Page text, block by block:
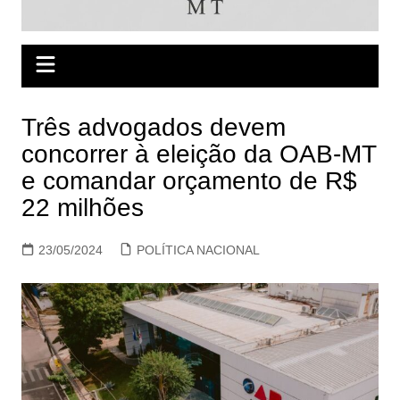
Três advogados devem
concorrer à eleição da OAB-MT
e comandar orçamento de R$
22 milhões
23/05/2024 POLÍTICA NACIONAL